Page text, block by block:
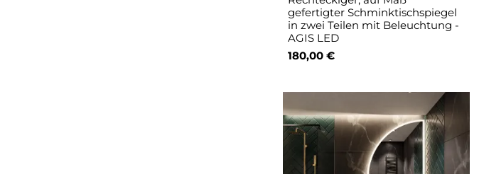
gefertigter Schminktischspiegel
in zwei Teilen mit Beleuchtung -
AGIS LED
180,00 €